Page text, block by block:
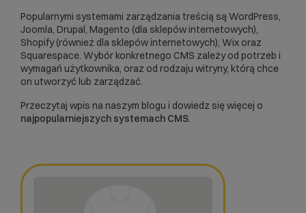
Popularnymi systemami zarządzania treścią są WordPress,
Joomla, Drupal, Magento (dla sklepów internetowych),
Shopify (również dla sklepów internetowych), Wix oraz
Squarespace. Wybór konkretnego CMS zależy od potrzeb i
wymagań użytkownika, oraz od rodzaju witryny, którą chce
on utworzyć lub zarządzać.
Przeczytaj wpis na naszym blogu i dowiedz się więcej o
najpopularniejszych systemach CMS.